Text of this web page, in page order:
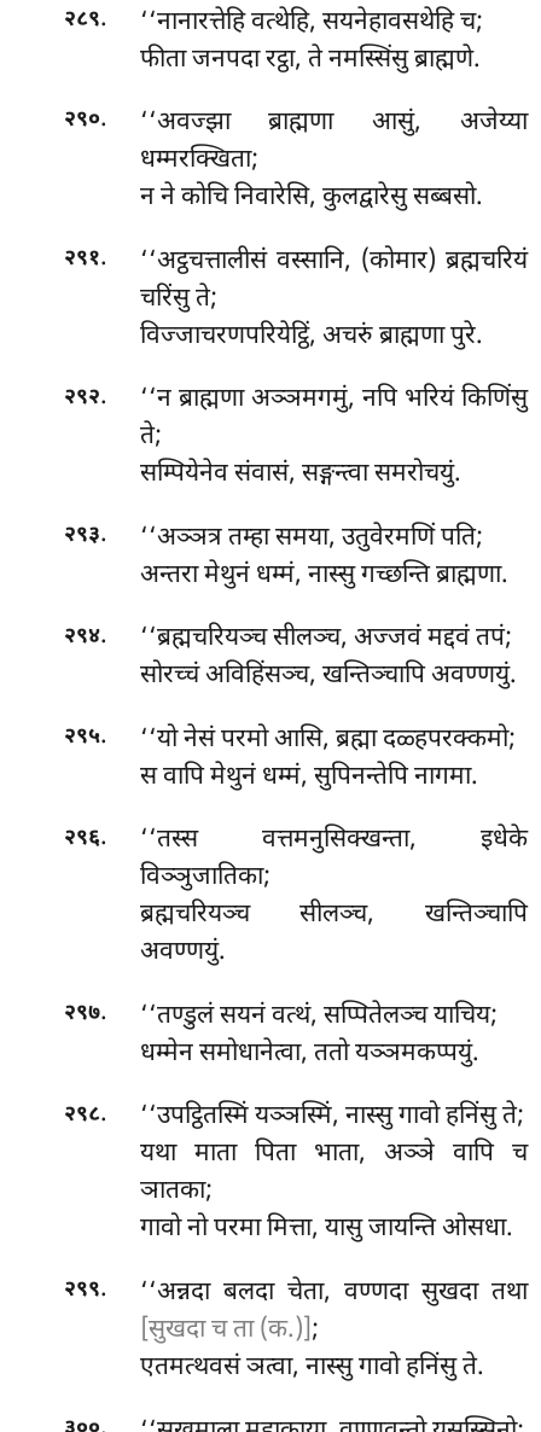
२८९. ‘‘नानारत्तेहिवत्थेहि, सयनेहावसथेहि च;
फीता जनपदा रट्ठा, ते नमस्सिंसु ब्राह्मणे.
२९०.
‘‘अवज्झा ब्राह्मणा आसुं, अजेय्या
धम्मरक्खिता;
न ने कोचि निवारेसि, कुलद्वारेसु सब्बसो.
२९१.
‘‘अट्ठचत्तालीसं वस्सानि, (कोमार) ब्रह्मचरियं
चरिंसु ते;
विज्जाचरणपरियेट्ठिं, अचरुं ब्राह्मणा पुरे.
२९२.
‘‘न ब्राह्मणा अञ्ञमगमुं, नपि भरियं किणिंसु
ते;
सम्पियेनेव संवासं, सङ्गन्त्वा समरोचयुं.
२९३.
‘‘अञ्ञत्र तम्हा समया, उतुवेरमणिं पति;
अन्तरा मेथुनं धम्मं, नास्सु गच्छन्ति ब्राह्मणा.
२९४.
‘‘ब्रह्मचरियञ्च सीलञ्च, अज्जवं मद्दवं तपं;
सोरच्चं अविहिंसञ्च, खन्तिञ्चापि अवण्णयुं.
२९५. ‘‘योनेसं परमो आसि, ब्रह्मा दळ्हपरक्कमो;
स वापि मेथुनं धम्मं, सुपिनन्तेपि नागमा.
२९६.
‘‘तस्स वत्तमनुसिक्खन्ता, इधेके
विञ्ञुजातिका;
ब्रह्मचरियञ्च सीलञ्च, खन्तिञ्चापि
अवण्णयुं.
२९७.
‘‘तण्डुलं सयनं वत्थं, सप्पितेलञ्च याचिय;
धम्मेन समोधानेत्वा, ततो यञ्ञमकप्पयुं.
२९८. ‘‘उपट्ठितस्मिंयञ्ञस्मिं, नास्सु गावो हनिंसु ते;
यथा माता पिता भाता, अञ्ञे वापि च
ञातका;
गावो नो परमा मित्ता, यासु जायन्ति ओसधा.
२९९. ‘‘अन्नदा बलदा चेता, वण्णदा सुखदा तथा
[सुखदा च ता (क.)];
एतमत्थवसं ञत्वा, नास्सु गावो हनिंसु ते.